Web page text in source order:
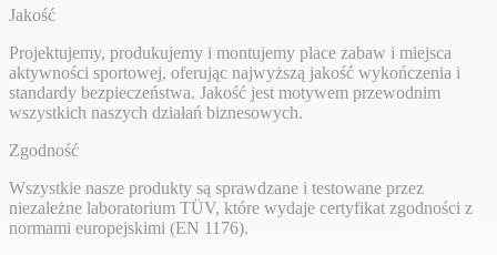
Jakość
Projektujemy, produkujemy i montujemy place zabaw i miejsca
aktywności sportowej, oferując najwyższą jakość wykończenia i
standardy bezpieczeństwa. Jakość jest motywem przewodnim
wszystkich naszych działań biznesowych.
Zgodność
Wszystkie nasze produkty są sprawdzane i testowane przez
niezależne laboratorium TÜV, które wydaje certyfikat zgodności z
normami europejskimi (EN 1176).